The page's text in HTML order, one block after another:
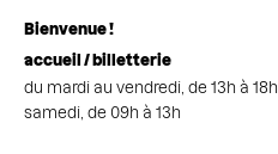
Bienvenue !
accueil / billetterie
du mardi au vendredi, de 13h à 18h
samedi, de 09h à 13h